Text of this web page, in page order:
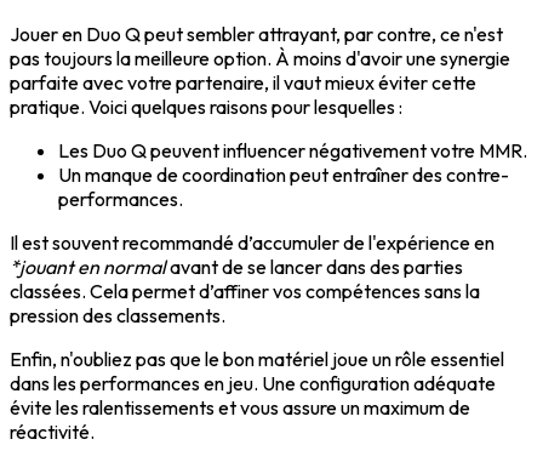
Jouer en Duo Q peut sembler attrayant, par contre, ce n'est
pas toujours la meilleure option. À moins d'avoir une synergie
parfaite avec votre partenaire, il vaut mieux éviter cette
pratique. Voici quelques raisons pour lesquelles :
Les Duo Q peuvent influencer négativement votre MMR.
Un manque de coordination peut entraîner des contre-
performances.
Il est souvent recommandé d’accumuler de l'expérience en
*jouant en normalavant de se lancer dans des parties
classées. Cela permet d’affiner vos compétences sans la
pression des classements.
Enfin, n'oubliez pas que le bon matériel joue un rôle essentiel
dans les performances en jeu. Une configuration adéquate
évite les ralentissements et vous assure un maximum de
réactivité.